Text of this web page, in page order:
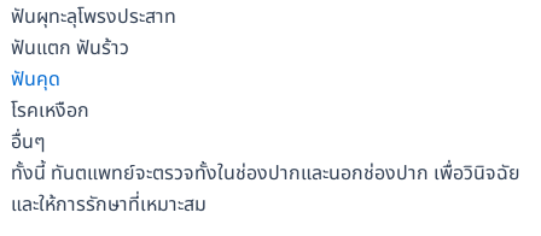
ฟันผุทะลุโพรงประสาท
ฟันแตก ฟันร้าว
ฟันคุด
โรคเหงือก
อื่นๆ
ทั้งนี้ ทันตแพทย์จะตรวจทั้งในช่องปากและนอกช่องปาก เพื่อวินิจฉัย
และให้การรักษาที่เหมาะสม